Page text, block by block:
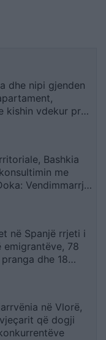
dhe nipi gjenden
kishin vdekur prej
Bashkia
me
Vendimmarrja
në Spanjë rrjeti i
78
dhe 18
në Vlorë,
që dogji